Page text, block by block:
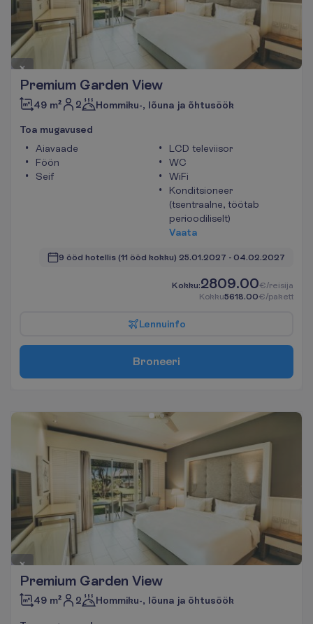
Premium Garden View
49 m² 2 Hommiku-, lõuna ja õhtusöök
Toa mugavused
Aiavaade
Föön
Seif
LCD televiisor
WC
WiFi
Konditsioneer
(tsentraalne, töötab
perioodiliselt)
Vaata
9 ööd hotellis (11 ööd kokku) 25.01.2027 - 04.02.2027
Kokku:2809.00€/reisija
Kokku5618.00€/pakett
Lennuinfo
Broneeri
Premium Garden View
49 m² 2 Hommiku-, lõuna ja õhtusöök